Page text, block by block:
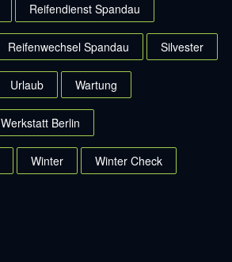
Reifendienst Spandau
Reifenwechsel Spandau Silvester
Urlaub Wartung
Werkstatt Berlin
Winter Winter Check